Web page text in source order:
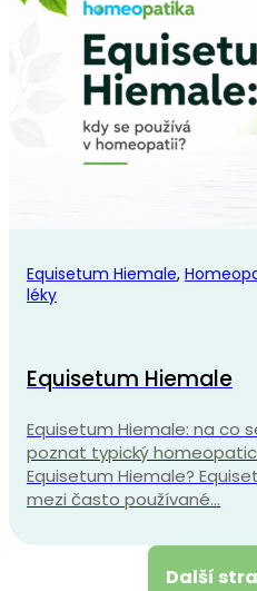
Equisetum Hiemale,
léky
Equisetum Hiemale
Equisetum Hiemale: na co
poznat typický
Equisetum Hiemale?
mezi často používané…
Další